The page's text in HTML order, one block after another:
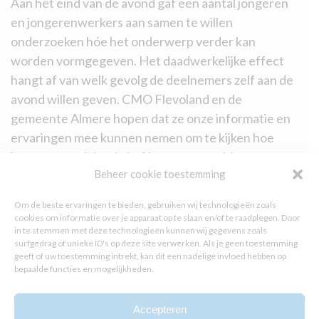
Beheer cookie toestemming
Om de beste ervaringen te bieden, gebruiken wij technologieën zoals
cookies om informatie over je apparaat op te slaan en/of te raadplegen. Door
in te stemmen met deze technologieën kunnen wij gegevens zoals
surfgedrag of unieke ID's op deze site verwerken. Als je geen toestemming
geeft of uw toestemming intrekt, kan dit een nadelige invloed hebben op
bepaalde functies en mogelijkheden.
Accepteren
en jongerenwerkers aan samen te willen
onderzoeken hóe het onderwerp verder kan
worden vormgegeven. Het daadwerkelijke effect
hangt af van welk gevolg de deelnemers zelf aan de
avond willen geven. CMO Flevoland en de
gemeente Almere hopen dat ze onze informatie en
ervaringen mee kunnen nemen om te kijken hoe
jongerenparticipatie in Almere geregeld zou
kunnen worden. Ze hopen vooral dat jongeren
jongerenparticipatie doordat ze het van de Haagse
Jongerenambassadeurs hoorden hoe het ook kan,
en niet van ‘mensen in een pak’.
Dit is een gevraagd advies van de gemeente